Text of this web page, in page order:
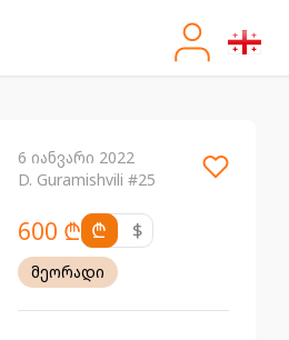
6 იანვარი 2022
D. Guramishvili #25
600 ₾ ₾ $
მეორადი